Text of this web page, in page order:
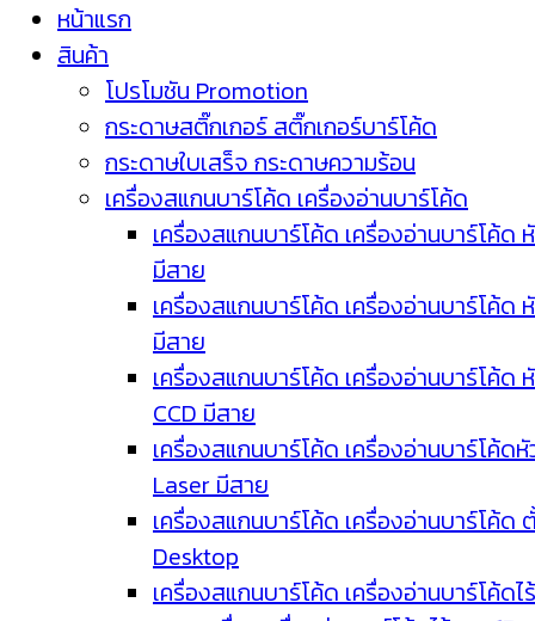
หน้าแรก
สินค้า
โปรโมชัน Promotion
กระดาษสติ๊กเกอร์ สติ๊กเกอร์บาร์โค้ด
กระดาษใบเสร็จ กระดาษความร้อน
เครื่องสแกนบาร์โค้ด เครื่องอ่านบาร์โค้ด
เครื่องสแกนบาร์โค้ด เครื่องอ่านบาร์โค้ด
มีสาย
เครื่องสแกนบาร์โค้ด เครื่องอ่านบาร์โค้ด
มีสาย
เครื่องสแกนบาร์โค้ด เครื่องอ่านบาร์โค้ด
CCD มีสาย
เครื่องสแกนบาร์โค้ด เครื่องอ่านบาร์โค้ด
Laser มีสาย
เครื่องสแกนบาร์โค้ด เครื่องอ่านบาร์โค้ด
Desktop
เครื่องสแกนบาร์โค้ด เครื่องอ่านบาร์โค้ดไ